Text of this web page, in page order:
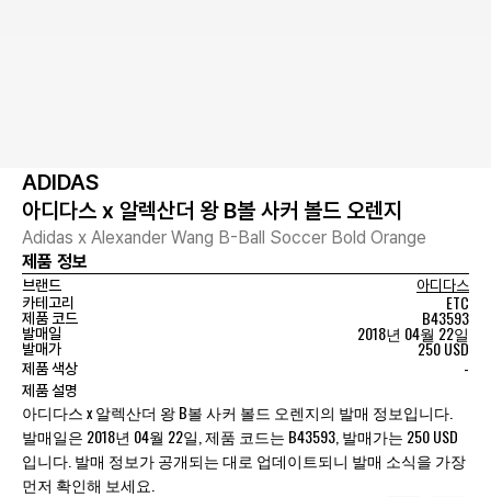
ADIDAS
아디다스 x 알렉산더 왕 B볼 사커 볼드 오렌지
Adidas x Alexander Wang B-Ball Soccer Bold Orange
제품 정보
브랜드
아디다스
카테고리
ETC
제품 코드 B43593
발매일 2018년 04월 22일
발매가 250 USD
제품 색상 -
제품 설명
아디다스 x 알렉산더 왕 B볼 사커 볼드 오렌지의 발매 정보입니다.
발매일은 2018년 04월 22일, 제품 코드는 B43593, 발매가는 250 USD
입니다. 발매 정보가 공개되는 대로 업데이트되니 발매 소식을 가장
먼저 확인해 보세요.